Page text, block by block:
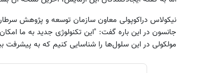
جانسون در این باره گفت: "این تکنولوژی جدید به ما
مولکولی در این سلول‌ها را شناسایی کنیم که به پیشرفت